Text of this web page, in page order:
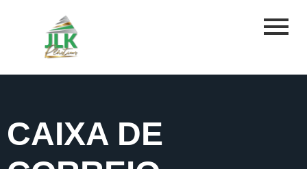
CAIXA DE